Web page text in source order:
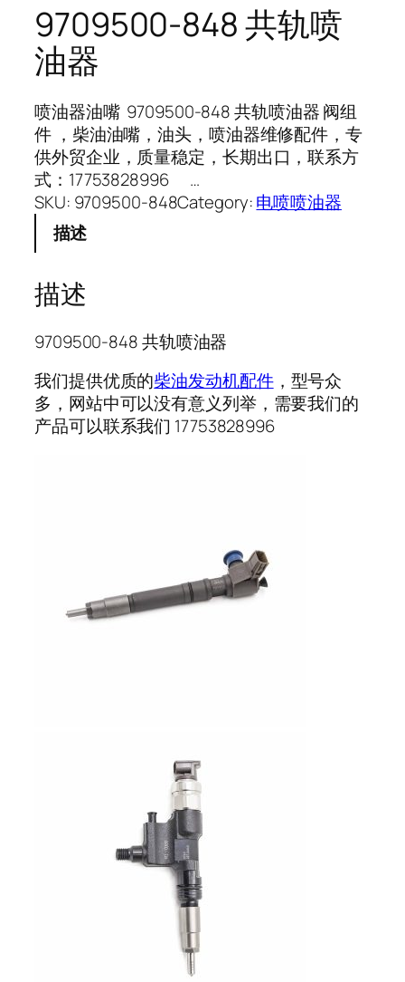
9709500-848 共轨喷
油器
喷油器油嘴 9709500-848 共轨喷油器 阀组
件 ，柴油油嘴，油头，喷油器维修配件，专
供外贸企业，质量稳定，长期出口，联系方
式：17753828996 …
SKU: 9709500-848Category:电喷喷油器
描述
描述
9709500-848 共轨喷油器
我们提供优质的柴油发动机配件，型号众
多，网站中可以没有意义列举，需要我们的
产品可以联系我们 17753828996